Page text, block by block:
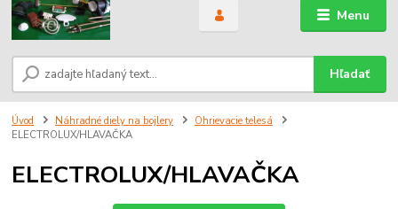
Menu
Hľadať
Úvod Náhradné diely na bojlery
Ohrievacie telesá
ELECTROLUX/HLAVAČKA
ELECTROLUX/HLAVAČKA